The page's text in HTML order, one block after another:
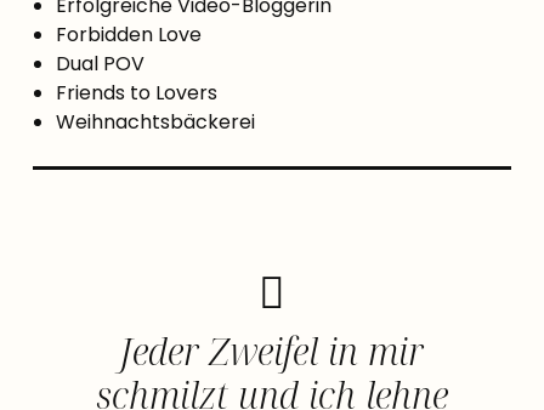
Forbidden Love
Dual POV
Friends to Lovers
Weihnachtsbäckerei
Jeder Zweifel in mir
schmilzt und ich lehne